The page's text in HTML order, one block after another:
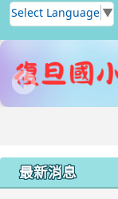
Select Language ▼
最新消息